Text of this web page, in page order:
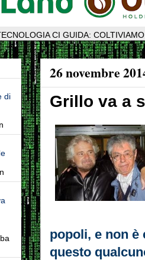
CI GUIDA:
26 novembre
Grillo va a
popoli, e non è
questo
di